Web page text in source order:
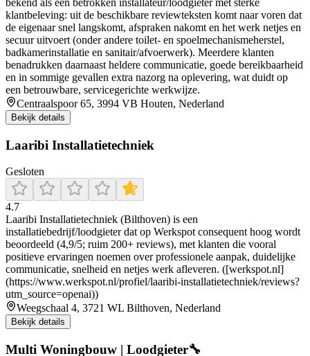
klantbeleving: uit de beschikbare reviewteksten komt naar voren dat
de eigenaar snel langskomt, afspraken nakomt en het werk netjes en
secuur uitvoert (onder andere toilet- en spoelmechanismeherstel,
badkamerinstallatie en sanitair/afvoerwerk). Meerdere klanten
benadrukken daarnaast heldere communicatie, goede bereikbaarheid
en in sommige gevallen extra nazorg na oplevering, wat duidt op
een betrouwbare, servicegerichte werkwijze.
Centraalspoor 65, 3994 VB Houten, Nederland
Bekijk details
Laaribi Installatietechniek
Gesloten
4.7
Laaribi Installatietechniek (Bilthoven) is een
installatiebedrijf/loodgieter dat op Werkspot consequent hoog wordt
beoordeeld (4,9/5; ruim 200+ reviews), met klanten die vooral
positieve ervaringen noemen over professionele aanpak, duidelijke
communicatie, snelheid en netjes werk afleveren. ([werkspot.nl]
(https://www.werkspot.nl/profiel/laaribi-installatietechniek/reviews?
utm_source=openai))
Weegschaal 4, 3721 WL Bilthoven, Nederland
Bekijk details
Multi Woningbouw | Loodgieter🔧